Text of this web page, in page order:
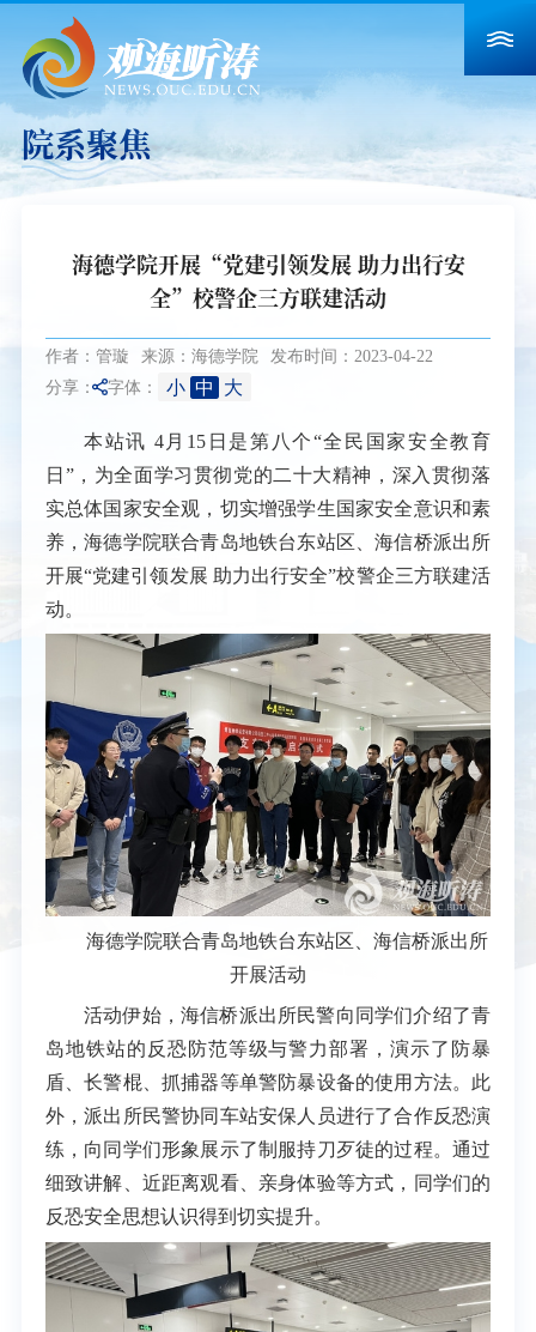
院系聚焦
海德学院开展“党建引领发展 助力出行安
全”校警企三方联建活动
作者：管璇 来源：海德学院 发布时间：2023-04-22
分享： 字体： 小 中 大
本站讯 4月15日是第八个“全民国家安全教育
日”，为全面学习贯彻党的二十大精神，深入贯彻落
实总体国家安全观，切实增强学生国家安全意识和素
养，海德学院联合青岛地铁台东站区、海信桥派出所
开展“党建引领发展 助力出行安全”校警企三方联建活
动。
海德学院联合青岛地铁台东站区、海信桥派出所
开展活动
活动伊始，海信桥派出所民警向同学们介绍了青
岛地铁站的反恐防范等级与警力部署，演示了防暴
盾、长警棍、抓捕器等单警防暴设备的使用方法。此
外，派出所民警协同车站安保人员进行了合作反恐演
练，向同学们形象展示了制服持刀歹徒的过程。通过
细致讲解、近距离观看、亲身体验等方式，同学们的
反恐安全思想认识得到切实提升。